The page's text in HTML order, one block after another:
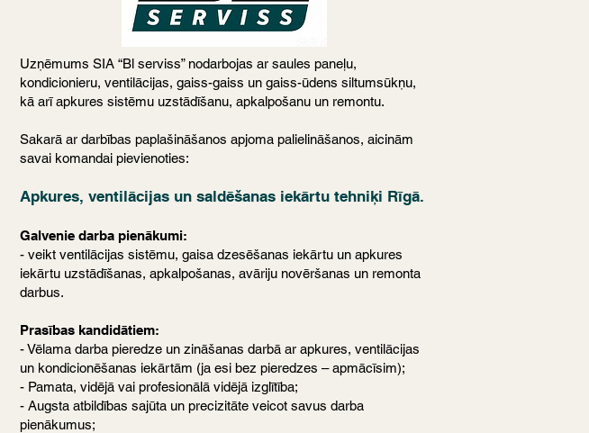
Uzņēmums SIA “Bl serviss” nodarbojas ar saules paneļu,
kondicionieru, ventilācijas, gaiss-gaiss un gaiss-ūdens siltumsūkņu,
kā arī apkures sistēmu uzstādīšanu, apkalpošanu un remontu.
Sakarā ar darbības paplašināšanos apjoma palielināšanos, aicinām
savai komandai pievienoties:
Apkures, ventilācijas un saldēšanas iekārtu tehniķi Rīgā.
Galvenie darba pienākumi:
- veikt ventilācijas sistēmu, gaisa dzesēšanas iekārtu un apkures
iekārtu uzstādīšanas, apkalpošanas, avāriju novēršanas un remonta
darbus.
Prasības kandidātiem:
- Vēlama darba pieredze un zināšanas darbā ar apkures, ventilācijas
un kondicionēšanas iekārtām (ja esi bez pieredzes – apmācīsim);
- Pamata, vidējā vai profesionālā vidējā izglītība;
- Augsta atbildības sajūta un precizitāte veicot savus darba
pienākumus;